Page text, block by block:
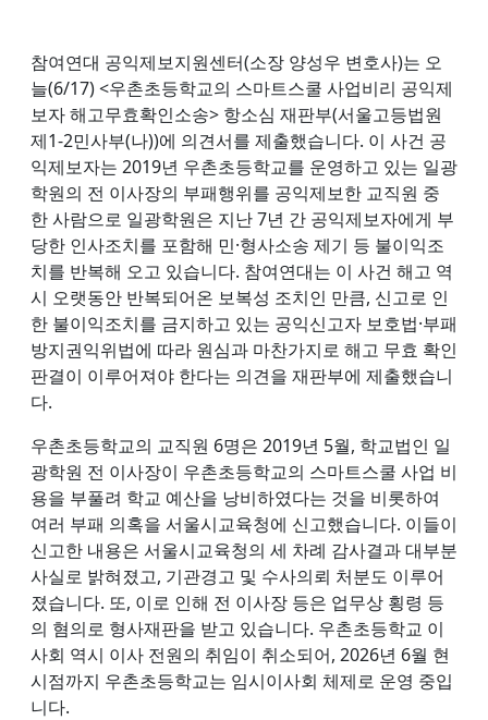
참여연대 공익제보지원센터(소장 양성우 변호사)는 오
늘(6/17) <우촌초등학교의 스마트스쿨 사업비리 공익제
보자 해고무효확인소송> 항소심 재판부(서울고등법원
제1-2민사부(나))에 의견서를 제출했습니다. 이 사건 공
익제보자는 2019년 우촌초등학교를 운영하고 있는 일광
학원의 전 이사장의 부패행위를 공익제보한 교직원 중
한 사람으로 일광학원은 지난 7년 간 공익제보자에게 부
당한 인사조치를 포함해 민·형사소송 제기 등 불이익조
치를 반복해 오고 있습니다. 참여연대는 이 사건 해고 역
시 오랫동안 반복되어온 보복성 조치인 만큼, 신고로 인
한 불이익조치를 금지하고 있는 공익신고자 보호법·부패
방지권익위법에 따라 원심과 마찬가지로 해고 무효 확인
판결이 이루어져야 한다는 의견을 재판부에 제출했습니
다.
우촌초등학교의 교직원 6명은 2019년 5월, 학교법인 일
광학원 전 이사장이 우촌초등학교의 스마트스쿨 사업 비
용을 부풀려 학교 예산을 낭비하였다는 것을 비롯하여
여러 부패 의혹을 서울시교육청에 신고했습니다. 이들이
신고한 내용은 서울시교육청의 세 차례 감사결과 대부분
사실로 밝혀졌고, 기관경고 및 수사의뢰 처분도 이루어
졌습니다. 또, 이로 인해 전 이사장 등은 업무상 횡령 등
의 혐의로 형사재판을 받고 있습니다. 우촌초등학교 이
사회 역시 이사 전원의 취임이 취소되어, 2026년 6월 현
시점까지 우촌초등학교는 임시이사회 체제로 운영 중입
니다.